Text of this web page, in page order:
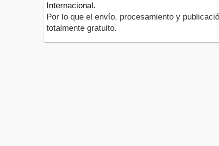
Internacional.
Por lo que el envío, procesamiento y
totalmente gratuito.